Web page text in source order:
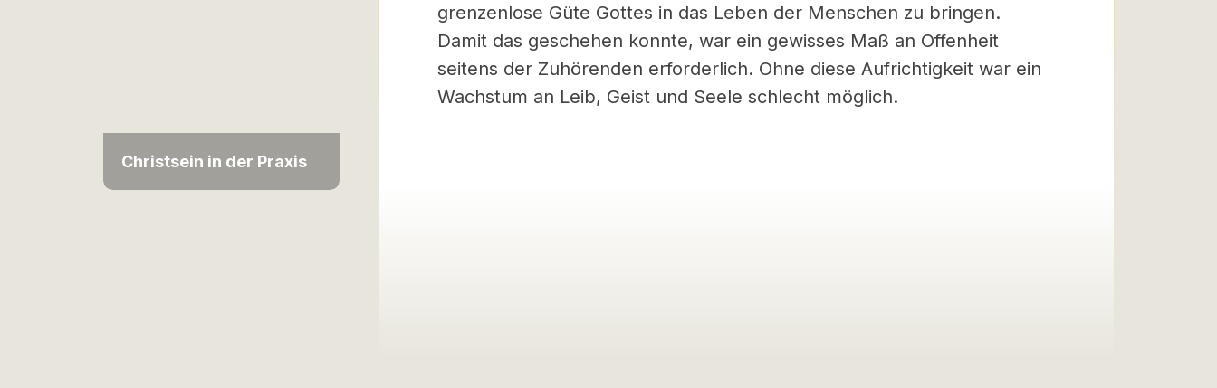
Christsein in der Praxis
grenzenlose Güte Gottes in das Leben der Menschen zu bringen.
Damit das geschehen konnte, war ein gewisses Maß an Offenheit
seitens der Zuhörenden erforderlich. Ohne diese Aufrichtigkeit war ein
Wachstum an Leib, Geist und Seele schlecht möglich.